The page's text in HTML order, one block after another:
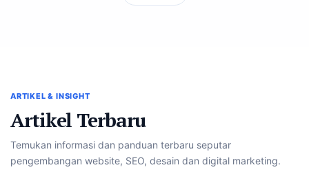
ARTIKEL & INSIGHT
Artikel Terbaru
Temukan informasi dan panduan terbaru seputar
pengembangan website, SEO, desain dan digital marketing.